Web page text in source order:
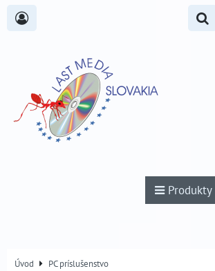
Produkty
Úvod PC príslušenstvo